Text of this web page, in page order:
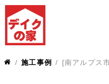
施工事例